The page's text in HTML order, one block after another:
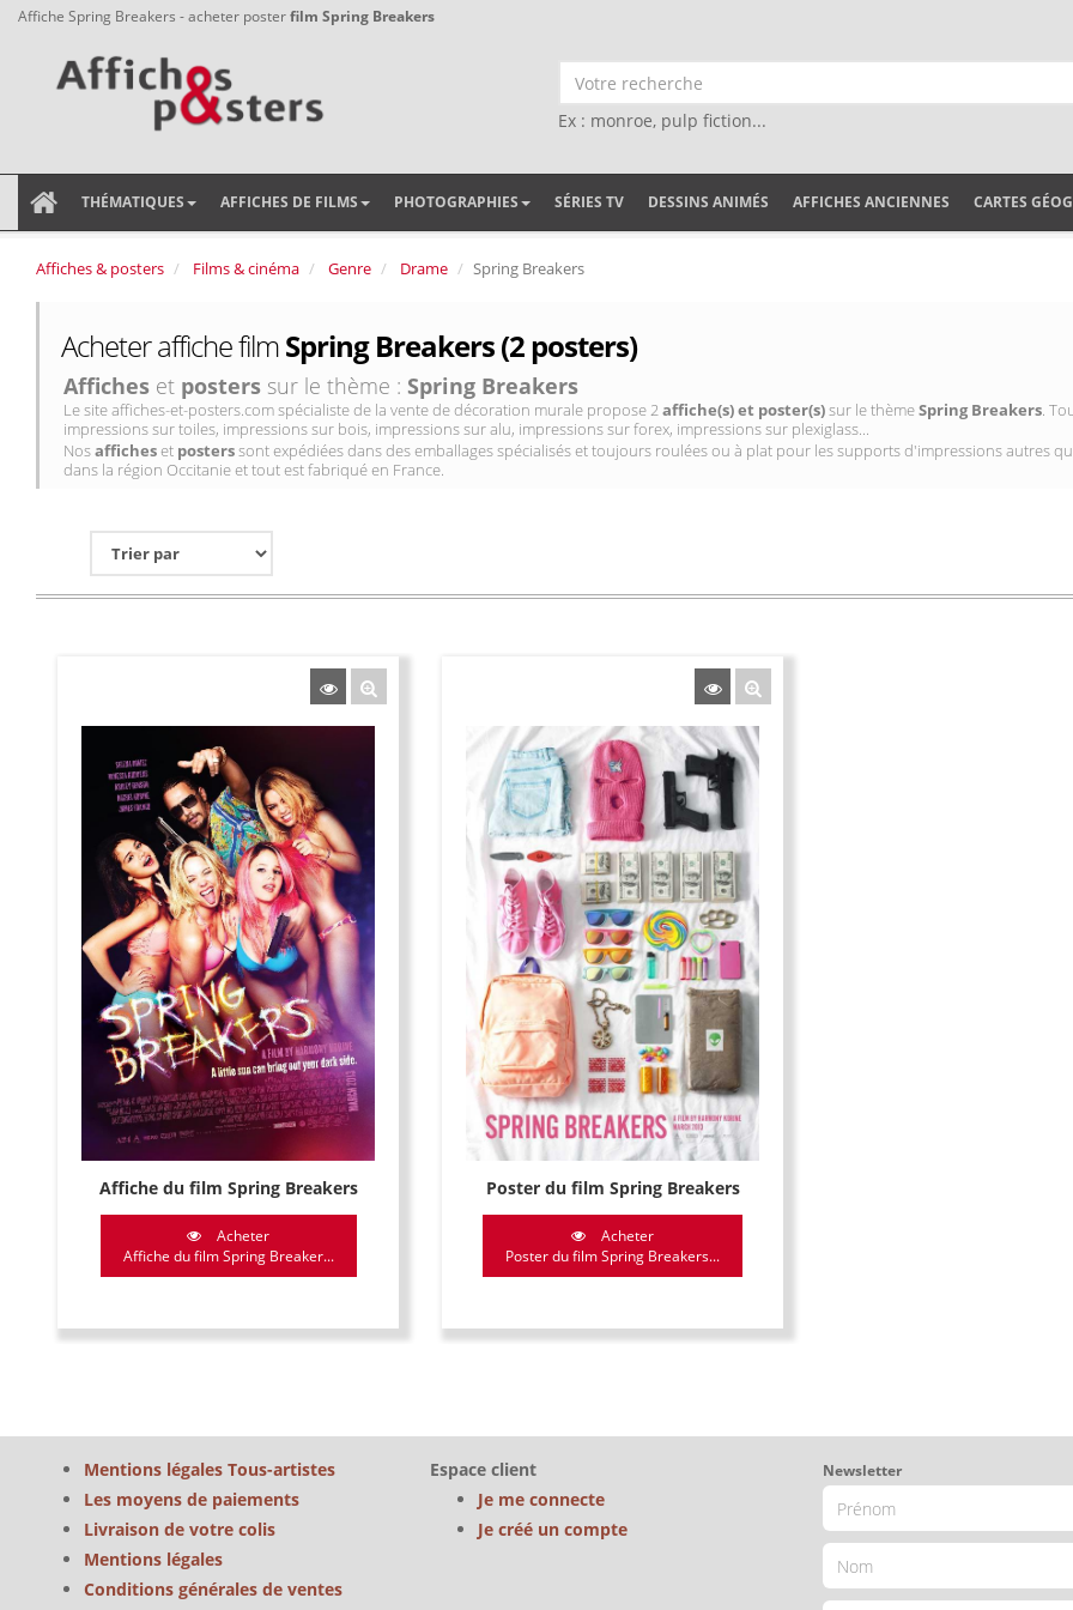
Affiche Spring Breakers - acheter posterfilm Spring Breakers
Ex : monroe, pulp fiction...
THÉMATIQUES AFFICHES DE FILMS PHOTOGRAPHIES SÉRIES TV DESSINS ANIMÉS AFFICHES ANCIENNES CARTES
Affiches & posters Films & cinéma Genre Drame Spring Breakers
Acheter affiche filmSpring Breakers (2 posters)
Affiches et posters sur le thème : Spring Breakers
Le site affiches-et-posters.com spécialiste de la vente de décoration murale propose 2affiche(s) et poster(s)sur le thèmeSpring Breakers.
impressions sur toiles, impressions sur bois, impressions sur alu, impressions sur forex, impressions sur plexiglass...
Nosafficheset posterssont expédiées dans des emballages spécialisés et toujours roulées ou à plat pour les supports d'impressions autres
dans la région Occitanie et tout est fabriqué en France.
Affiche du film Spring Breakers
Acheter
Affiche du film Spring Breaker...
Poster du film Spring Breakers
Acheter
Poster du film Spring Breakers...
Mentions légales Tous-artistes
Les moyens de paiements
Livraison de votre colis
Mentions légales
Conditions générales de ventes
Espace client
Je me connecte
Je créé un compte
Newsletter